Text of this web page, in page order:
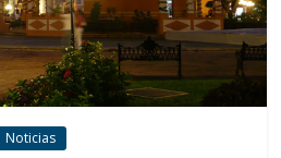
Noticias